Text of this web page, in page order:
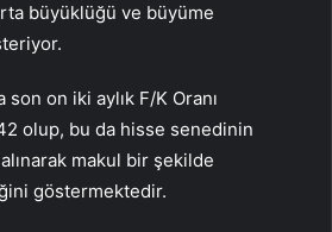
büyüklüğü ve büyüme
son on iki aylık F/K Oranı
olup, bu da hisse senedinin
makul bir şekilde
göstermektedir.